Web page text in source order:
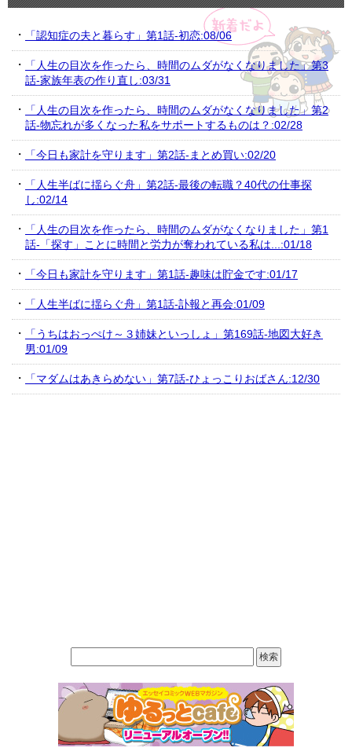
「認知症の夫と暮らす」第1話-初恋:08/06
「人生の目次を作ったら、時間のムダがなくなりました」第3
話-家族年表の作り直し:03/31
「人生の目次を作ったら、時間のムダがなくなりました」第2
話-物忘れが多くなった私をサポートするものは？:02/28
「今日も家計を守ります」第2話-まとめ買い:02/20
「人生半ばに揺らぐ舟」第2話-最後の転職？40代の仕事探
し:02/14
「人生の目次を作ったら、時間のムダがなくなりました」第1
話-「探す」ことに時間と労力が奪われている私は...:01/18
「今日も家計を守ります」第1話-趣味は貯金です:01/17
「人生半ばに揺らぐ舟」第1話-訃報と再会:01/09
「うちはおっぺけ～３姉妹といっしょ」第169話-地図大好き
男:01/09
「マダムはあきらめない」第7話-ひょっこりおばさん:12/30